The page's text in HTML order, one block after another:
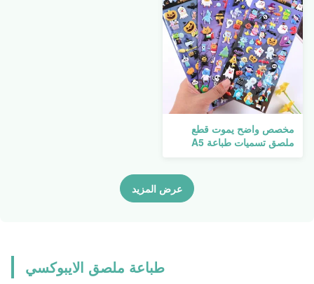
مخصص واضح يموت قطع
ملصق تسميات طباعة A5
عرض المزيد
طباعة ملصق الايبوكسي